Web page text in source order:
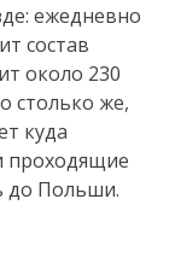
ежедневно
состав
около 230
столько же,
куда
проходящие
до Польши.